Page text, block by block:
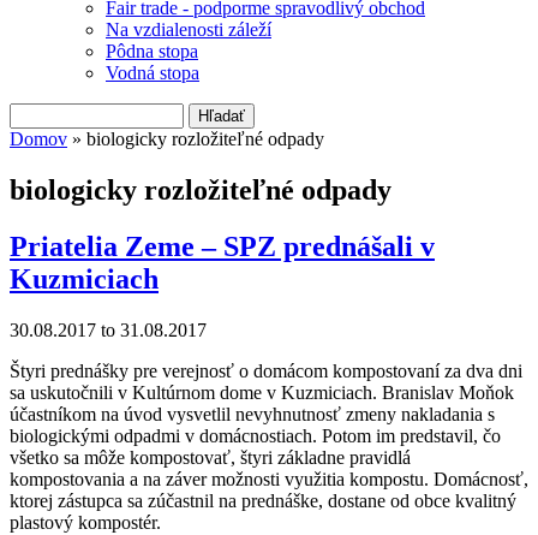
Fair trade - podporme spravodlivý obchod
Na vzdialenosti záleží
Pôdna stopa
Vodná stopa
Vyhľadávanie
Domov » biologicky rozložiteľné odpady
biologicky rozložiteľné odpady
Priatelia Zeme – SPZ prednášali v
Kuzmiciach
30.08.2017 to 31.08.2017
Štyri prednášky pre verejnosť o domácom kompostovaní za dva dni
sa uskutočnili v Kultúrnom dome v Kuzmiciach. Branislav Moňok
účastníkom na úvod vysvetlil nevyhnutnosť zmeny nakladania s
biologickými odpadmi v domácnostiach. Potom im predstavil, čo
všetko sa môže kompostovať, štyri základne pravidlá
kompostovania a na záver možnosti využitia kompostu. Domácnosť,
ktorej zástupca sa zúčastnil na prednáške, dostane od obce kvalitný
plastový kompostér.